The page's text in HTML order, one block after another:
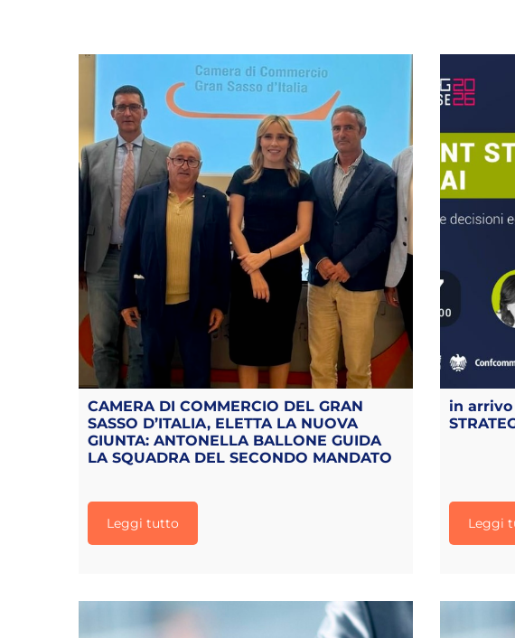
CAMERA DI COMMERCIO DEL GRAN
SASSO D’ITALIA, ELETTA LA NUOVA
GIUNTA: ANTONELLA BALLONE GUIDA
LA SQUADRA DEL SECONDO MANDATO
Leggi tutto
in arrivo
Leggi